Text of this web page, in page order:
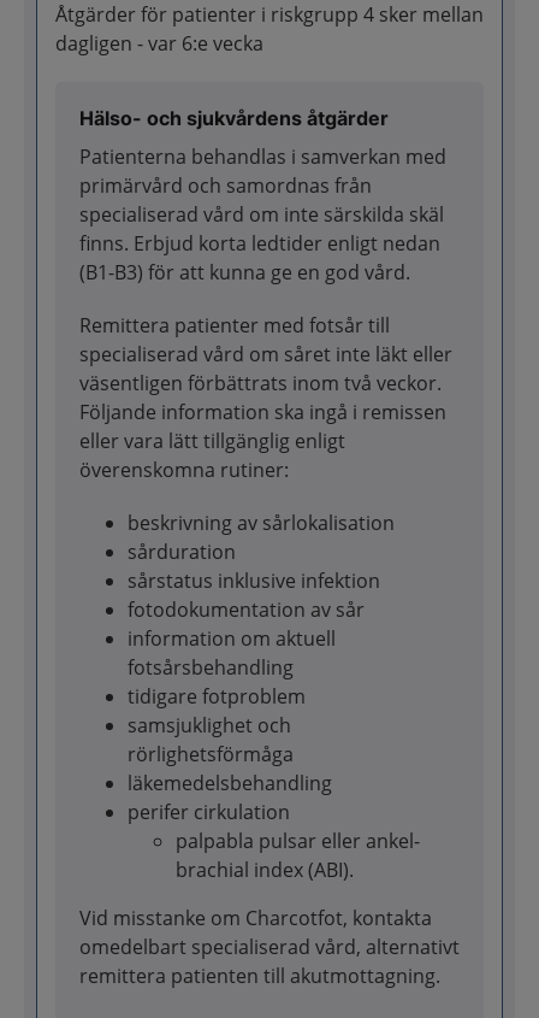
Åtgärder för patienter i riskgrupp 4 sker mellan
dagligen - var 6:e vecka
Hälso- och sjukvårdens åtgärder
Patienterna behandlas i samverkan med
primärvård och samordnas från
specialiserad vård om inte särskilda skäl
finns. Erbjud korta ledtider enligt nedan
(B1-B3) för att kunna ge en god vård.
Remittera patienter med fotsår till
specialiserad vård om såret inte läkt eller
väsentligen förbättrats inom två veckor.
Följande information ska ingå i remissen
eller vara lätt tillgänglig enligt
överenskomna rutiner:
beskrivning av sårlokalisation
sårduration
sårstatus inklusive infektion
fotodokumentation av sår
information om aktuell
fotsårsbehandling
tidigare fotproblem
samsjuklighet och
rörlighetsförmåga
läkemedelsbehandling
perifer cirkulation
palpabla pulsar eller ankel-
brachial index (ABI).
Vid misstanke om Charcotfot, kontakta
omedelbart specialiserad vård, alternativt
remittera patienten till akutmottagning.